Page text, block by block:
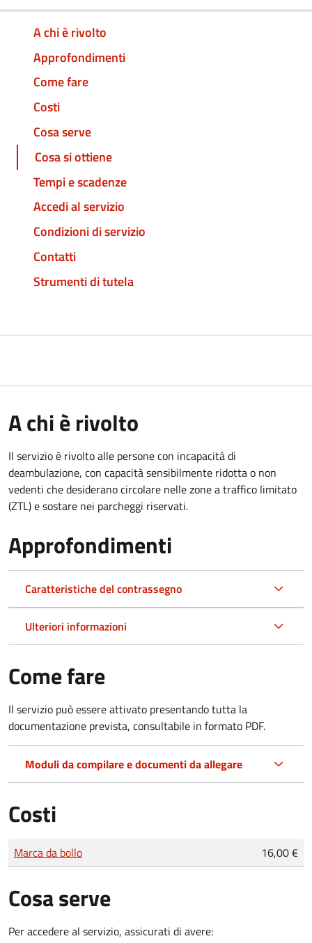
A chi è rivolto
Approfondimenti
Come fare
Costi
Cosa serve
Cosa si ottiene
Tempi e scadenze
Accedi al servizio
Condizioni di servizio
Contatti
Strumenti di tutela
A chi è rivolto
Il servizio è rivolto alle persone con incapacità di
deambulazione, con capacità sensibilmente ridotta o non
vedenti che desiderano circolare nelle zone a traffico limitato
(ZTL) e sostare nei parcheggi riservati.
Approfondimenti
Caratteristiche del contrassegno
Ulteriori informazioni
Come fare
Il servizio può essere attivato presentando tutta la
documentazione prevista, consultabile in formato PDF.
Moduli da compilare e documenti da allegare
Costi
Tipo di pagamento
Importo
Marca da bollo 16,00 €
Cosa serve
Per accedere al servizio, assicurati di avere: